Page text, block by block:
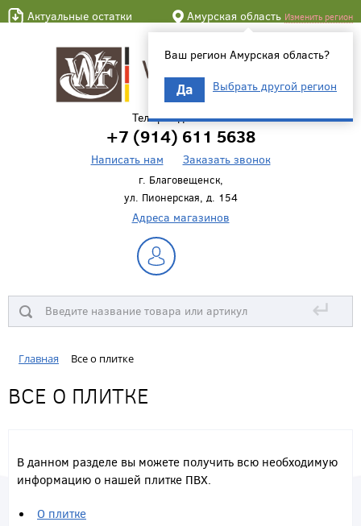
Актуальные остатки Амурская область Изменить регион
Ваш регион Амурская область?
Да Выбрать другой регион
Телефон для связи
+7 (914) 611 5638
Написать нам Заказать звонок
г. Благовещенск,
ул. Пионерская, д. 154
Адреса магазинов
↵
Главная Все о плитке
ВСЕ О ПЛИТКЕ
В данном разделе вы можете получить всю необходимую
информацию о нашей плитке ПВХ.
О плитке